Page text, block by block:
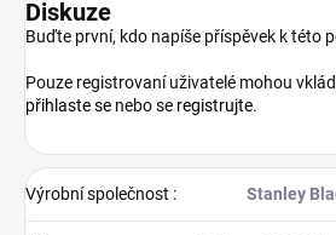
Diskuze
Buďte první, kdo napíše příspěvek k této
Pouze registrovaní uživatelé mohou
přihlaste se nebo se registrujte.
Výrobní společnost : Stanley